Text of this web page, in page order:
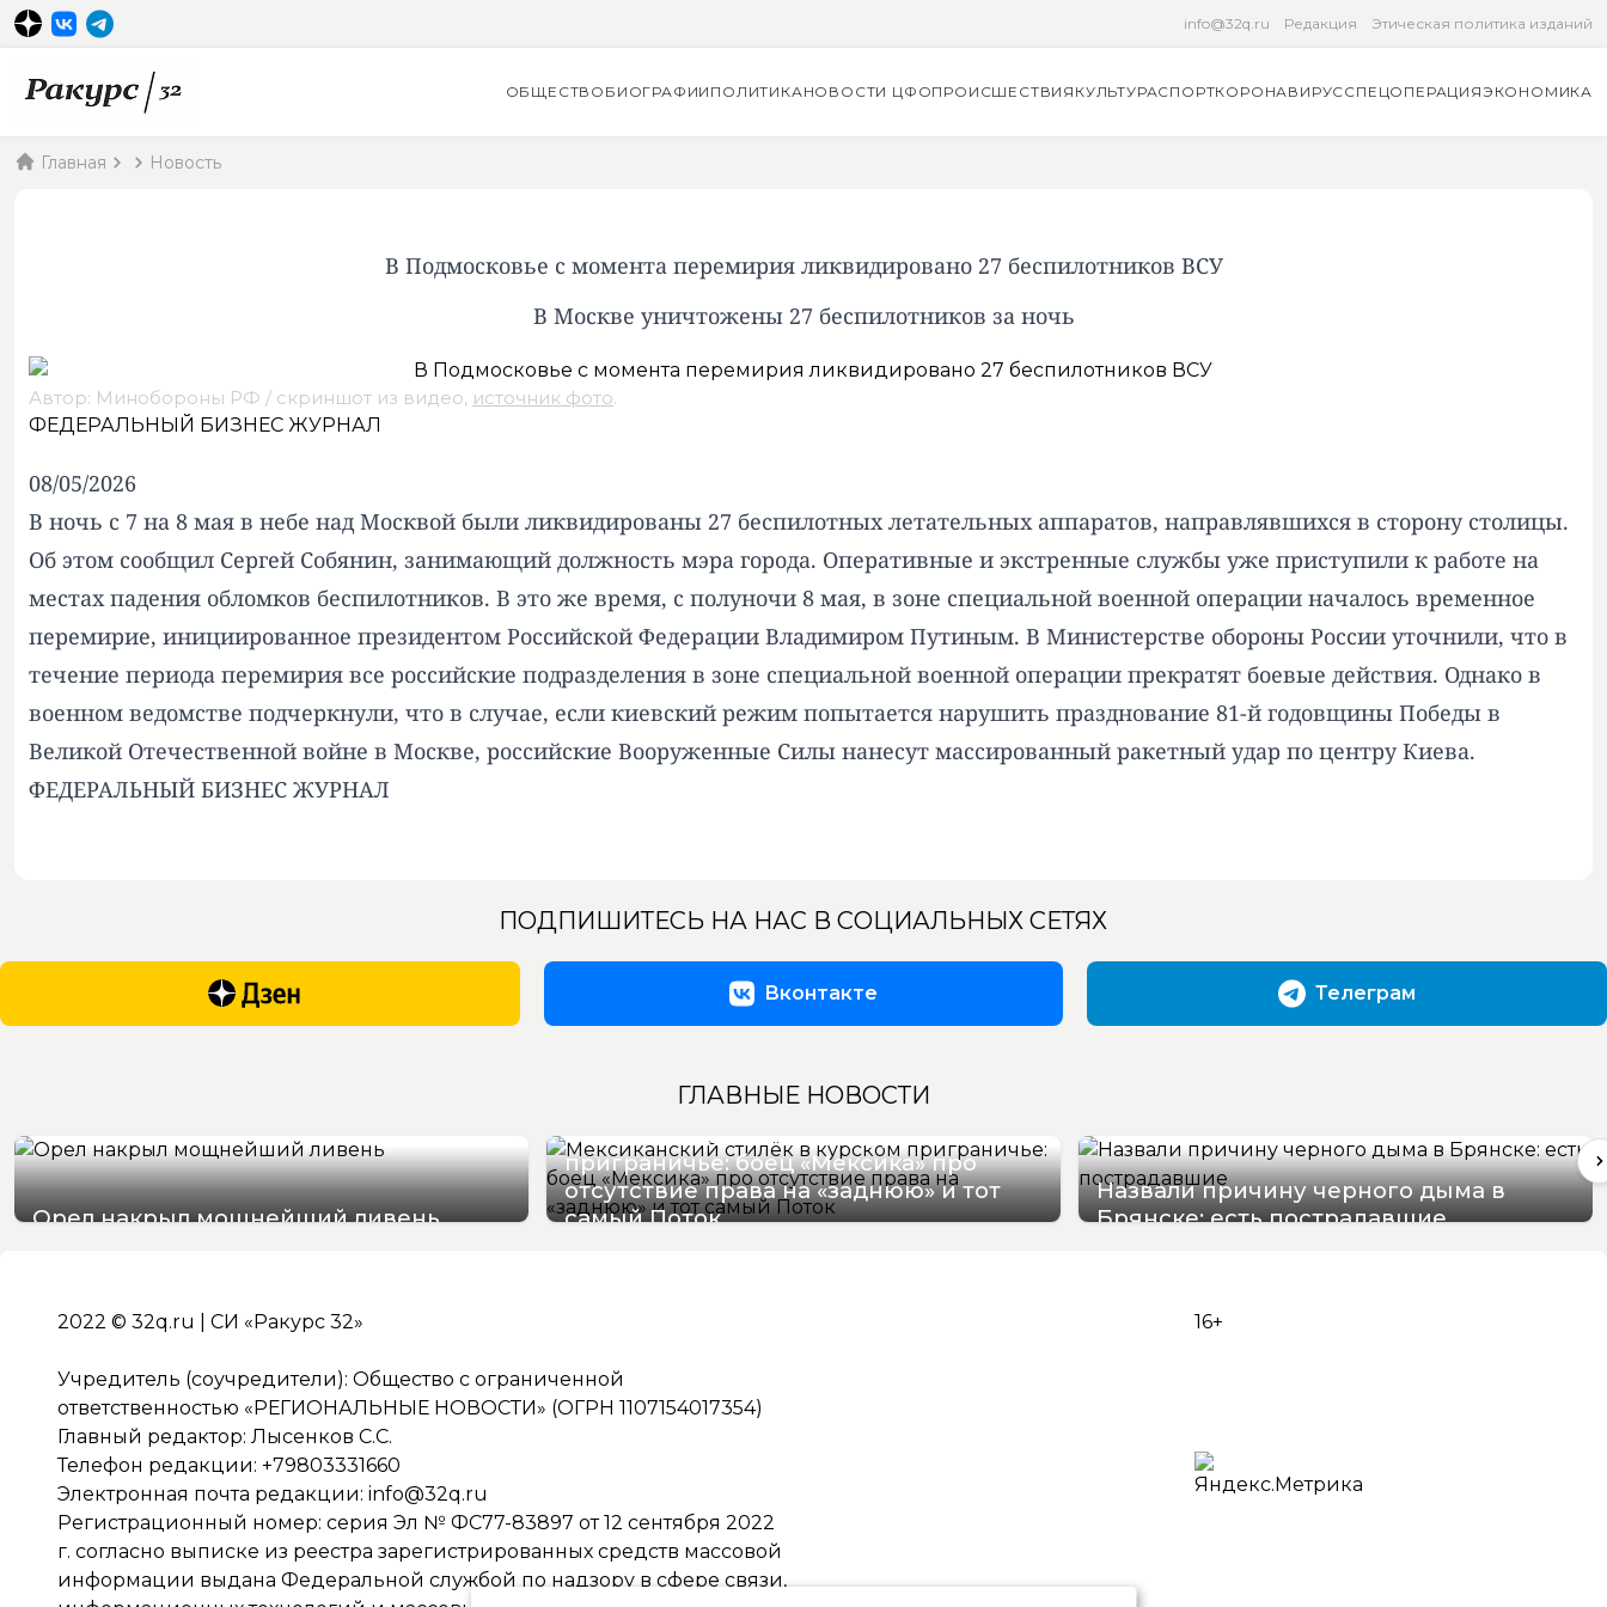
info@32q.ru Редакция Этическая политика изданий
ОБЩЕСТВО БИОГРАФИИ ПОЛИТИКАНОВОСТИ ЦФОПРОИСШЕСТВИЯ КУЛЬТУРАСПОРТКОРОНАВИРУССПЕЦОПЕРАЦИЯЭКОНОМИКА
Главная Новость
В Подмосковье с момента перемирия ликвидировано 27 беспилотников ВСУ
В Москве уничтожены 27 беспилотников за ночь
Автор: Минобороны РФ / скриншот из видео, источник фото.
ФЕДЕРАЛЬНЫЙ БИЗНЕС ЖУРНАЛ
08/05/2026
В ночь с 7 на 8 мая в небе над Москвой были ликвидированы 27 беспилотных летательных аппаратов, направлявшихся в сторону столицы.
Об этом сообщил Сергей Собянин, занимающий должность мэра города. Оперативные и экстренные службы уже приступили к работе на
местах падения обломков беспилотников. В это же время, с полуночи 8 мая, в зоне специальной военной операции началось временное
перемирие, инициированное президентом Российской Федерации Владимиром Путиным. В Министерстве обороны России уточнили, что в
течение периода перемирия все российские подразделения в зоне специальной военной операции прекратят боевые действия. Однако в
военном ведомстве подчеркнули, что в случае, если киевский режим попытается нарушить празднование 81-й годовщины Победы в
Великой Отечественной войне в Москве, российские Вооруженные Силы нанесут массированный ракетный удар по центру Киева.
ФЕДЕРАЛЬНЫЙ БИЗНЕС ЖУРНАЛ
ПОДПИШИТЕСЬ НА НАС В СОЦИАЛЬНЫХ СЕТЯХ
Вконтакте Телеграм
ГЛАВНЫЕ НОВОСТИ
Орел накрыл мощнейший ливень
Мексиканский стилёк в курском
приграничье: боец «Мексика» про
отсутствие права на «заднюю» и тот
самый Поток
Назвали причину черного дыма в
Брянске: есть пострадавшие
2022 © 32q.ru | СИ «Ракурс 32»
Учредитель (соучредители): Общество с ограниченной
ответственностью «РЕГИОНАЛЬНЫЕ НОВОСТИ» (ОГРН 1107154017354)
Главный редактор: Лысенков С.С.
Телефон редакции: +79803331660
Электронная почта редакции: info@32q.ru
Регистрационный номер: серия Эл № ФС77-83897 от 12 сентября 2022
г. согласно выписке из реестра зарегистрированных средств массовой
информации выдана Федеральной службой по надзору в сфере связи,
16+